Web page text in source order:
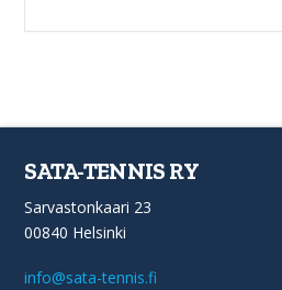
SATA-TENNIS RY
Sarvastonkaari 23
00840 Helsinki
info@sata-tennis.fi